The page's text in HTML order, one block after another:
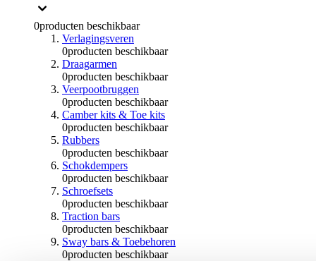
0producten beschikbaar
Verlagingsveren
0producten beschikbaar
Draagarmen
0producten beschikbaar
Veerpootbruggen
0producten beschikbaar
Camber kits & Toe kits
0producten beschikbaar
Rubbers
0producten beschikbaar
Schokdempers
0producten beschikbaar
Schroefsets
0producten beschikbaar
Traction bars
0producten beschikbaar
Sway bars & Toebehoren
0producten beschikbaar